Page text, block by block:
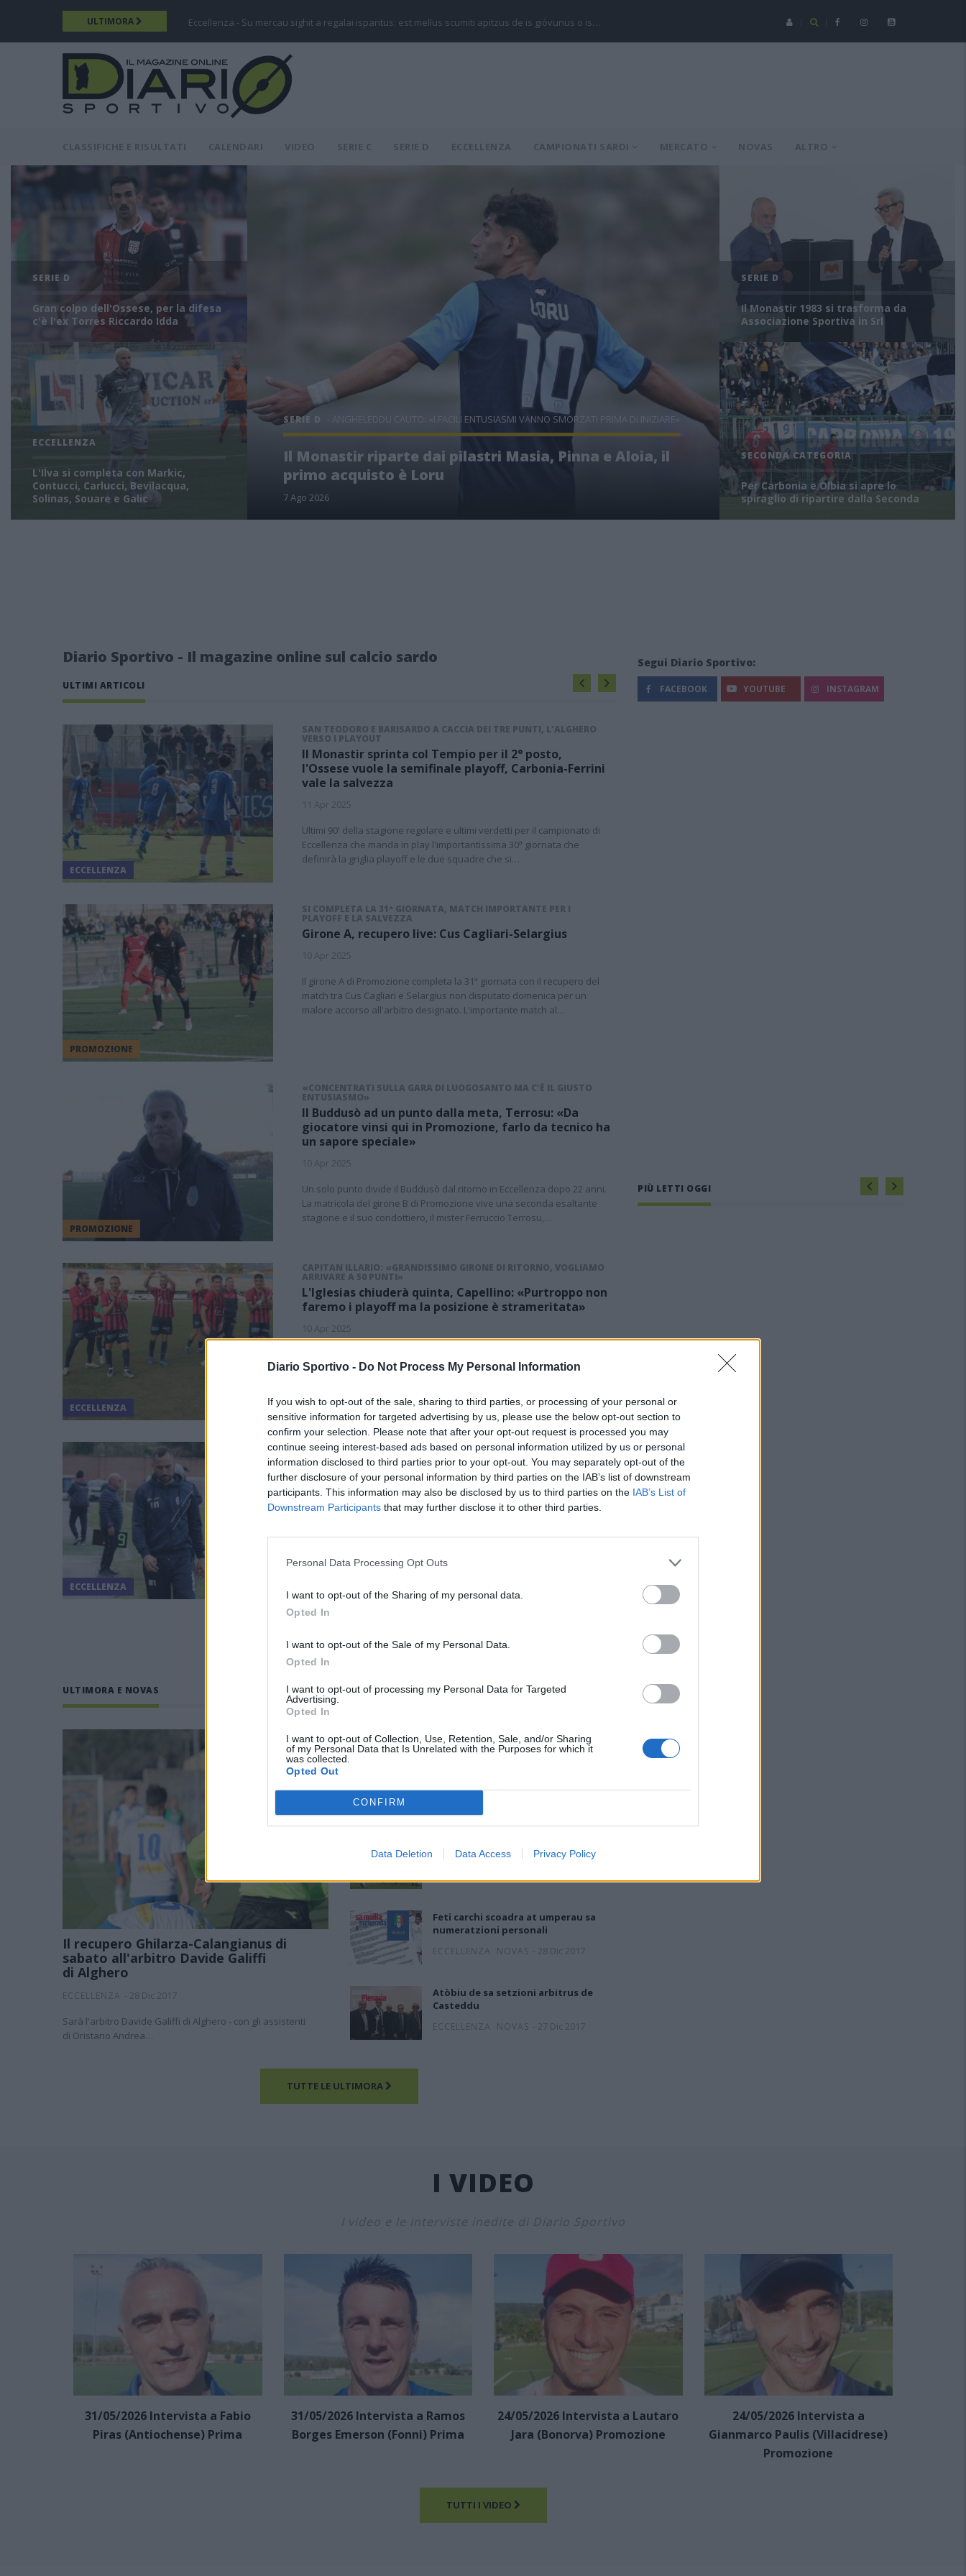
Diario Sportivo - Do Not Process My Personal Information
If you wish to opt-out of the sale, sharing to third parties, or processing of your personal or
sensitive information for targeted advertising by us, please use the below opt-out section to
confirm your selection. Please note that after your opt-out request is processed you may
continue seeing interest-based ads based on personal information utilized by us or personal
information disclosed to third parties prior to your opt-out. You may separately opt-out of the
further disclosure of your personal information by third parties on the IAB’s list of downstream
participants. This information may also be disclosed by us to third parties on the IAB’s List of
Downstream Participants that may further disclose it to other third parties.
Personal Data Processing Opt Outs
I want to opt-out of the Sharing of my personal data.
Opted In
I want to opt-out of the Sale of my Personal Data.
Opted In
I want to opt-out of processing my Personal Data for Targeted
Advertising.
Opted In
I want to opt-out of Collection, Use, Retention, Sale, and/or Sharing
of my Personal Data that Is Unrelated with the Purposes for which it
was collected.
Opted Out
CONFIRM
Data Deletion Data Access Privacy Policy
contenuto
ULTIMORA Eccellenza - Su mercau sighit a regalai ispantus: est mellus scumiti apitzus de is giòvunus o is… Serie C - Coppa Italia: Spezia-Torres posticipata a domenica 16
MAIN
MENU
CLASSIFICHE E RISULTATI CALENDARI VIDEO SERIE C SERIE D ECCELLENZA CAMPIONATI SARDI MERCATO NOVAS ALTRO
SERIE D
Gran colpo dell'Ossese, per la difesa
c'è l'ex Torres Riccardo Idda
ECCELLENZA
L'Ilva si completa con Markic,
Contucci, Carlucci, Bevilacqua,
Solinas, Souare e Galic
SERIE D - ANGHELEDDU CAUTO: «I FACILI ENTUSIASMI VANNO SMORZATI PRIMA DI INIZIARE»
Il Monastir riparte dai pilastri Masia, Pinna e Aloia, il
primo acquisto è Loru
7 Ago 2026
SERIE D
Il Monastir 1983 si trasforma da
Associazione Sportiva in Srl
SECONDA CATEGORIA
Per Carbonia e Olbia si apre lo
spiraglio di ripartire dalla Seconda
Diario Sportivo - Il magazine online sul calcio sardo
ULTIMI ARTICOLI
ECCELLENZA
SAN TEODORO E BARISARDO A CACCIA DEI TRE PUNTI, L'ALGHERO
VERSO I PLAYOUT
Il Monastir sprinta col Tempio per il 2° posto,
l'Ossese vuole la semifinale playoff, Carbonia-Ferrini
vale la salvezza
11 Apr 2025
Ultimi 90' della stagione regolare e ultimi verdetti per il campionato di
Eccellenza che manda in play l'importantissima 30ª giornata che
definirà la griglia playoff e le due squadre che si…
PROMOZIONE
SI COMPLETA LA 31ª GIORNATA, MATCH IMPORTANTE PER I
PLAYOFF E LA SALVEZZA
Girone A, recupero live: Cus Cagliari-Selargius
10 Apr 2025
Il girone A di Promozione completa la 31ª giornata con il recupero del
match tra Cus Cagliari e Selargius non disputato domenica per un
malore accorso all'arbitro designato. L'importante match al…
PROMOZIONE
«CONCENTRATI SULLA GARA DI LUOGOSANTO MA C'È IL GIUSTO
ENTUSIASMO»
Il Buddusò ad un punto dalla meta, Terrosu: «Da
giocatore vinsi qui in Promozione, farlo da tecnico ha
un sapore speciale»
10 Apr 2025
Un solo punto divide il Buddusò dal ritorno in Eccellenza dopo 22 anni.
La matricola del girone B di Promozione vive una seconda esaltante
stagione e il suo condottiero, il mister Ferruccio Terrosu,…
ECCELLENZA
CAPITAN ILLARIO: «GRANDISSIMO GIRONE DI RITORNO, VOGLIAMO
ARRIVARE A 50 PUNTI»
L'Iglesias chiuderà quinta, Capellino: «Purtroppo non
faremo i playoff ma la posizione è strameritata»
10 Apr 2025
Troppo il distacco dalla seconda in classifica per tenere viva la
ECCELLENZA
«SAPEVAMO SAREBBE STATA UN'ANNATA DI LACRIME E SANGUE
MA ORA DIPENDE DA NOI»
Carbonia, la gara con la Ferrini vale una stagione:
«Dobbiamo vincerla, non possiamo fare calcoli»
10 Apr 2025
pizzico di vantaggio che dobbiamo sfruttare per salvarci».…
TUTTI GLI ARTICOLI
ULTIMORA E NOVAS
Il recupero Ghilarza-Calangianus di
sabato all'arbitro Davide Galiffi
di Alghero
ECCELLENZA
28 Dic 2017
Sarà l'arbitro Davide Galiffi di Alghero - con gli assistenti
di Oristano Andrea…
Su atòbiu Natzionali de is Under 17 a
su centru tènnicu federali de
-28 Dic 2017
in antis de su campionau
Feti carchi scoadra at umperau sa
numeratzioni personali
ECCELLENZA NOVAS 28 Dic 2017
Atòbiu de sa setzioni arbitrus de
Casteddu
ECCELLENZA NOVAS 27 Dic 2017
TUTTE LE ULTIMORA
Segui Diario Sportivo:
FACEBOOK YOUTUBE INSTAGRAM
PIÙ LETTI OGGI
I VIDEO
I video e le interviste inedite di Diario Sportivo
31/05/2026 Intervista a Fabio
Piras (Antiochense) Prima
31/05/2026 Intervista a Ramos
Borges Emerson (Fonni) Prima
24/05/2026 Intervista a Lautaro
Jara (Bonorva) Promozione
24/05/2026 Intervista a
Gianmarco Paulis (Villacidrese)
Promozione
TUTTI I VIDEO